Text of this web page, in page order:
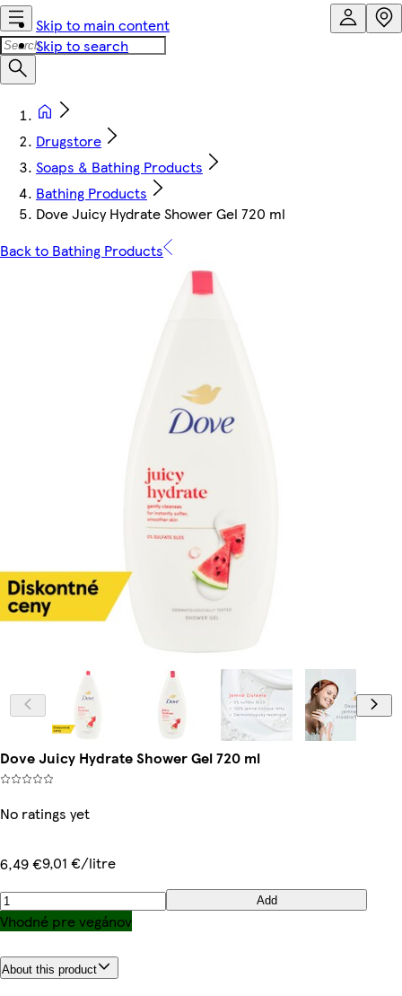
Skip to main content
Skip to search
Drugstore
Soaps & Bathing Products
Bathing Products
Dove Juicy Hydrate Shower Gel 720 ml
Back to Bathing Products
Dove Juicy Hydrate Shower Gel 720 ml
No ratings yet
6,49 €9,01 €/litre
Add
Vhodné pre vegánov
About this product